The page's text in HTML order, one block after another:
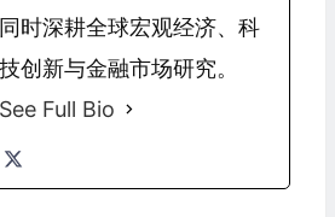
同时深耕全球宏观经济、科
技创新与金融市场研究。
See Full Bio